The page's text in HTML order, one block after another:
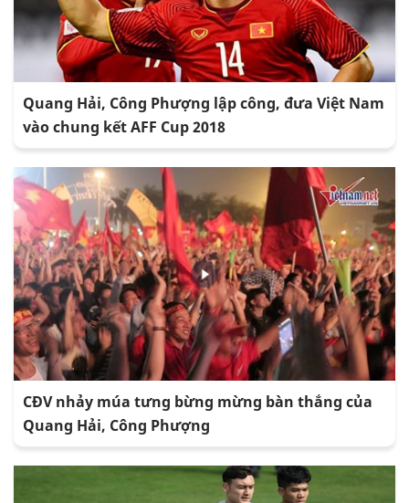
Quang Hải, Công Phượng lập công, đưa Việt Nam
vào chung kết AFF Cup 2018
CĐV nhảy múa tưng bừng mừng bàn thắng của
Quang Hải, Công Phượng